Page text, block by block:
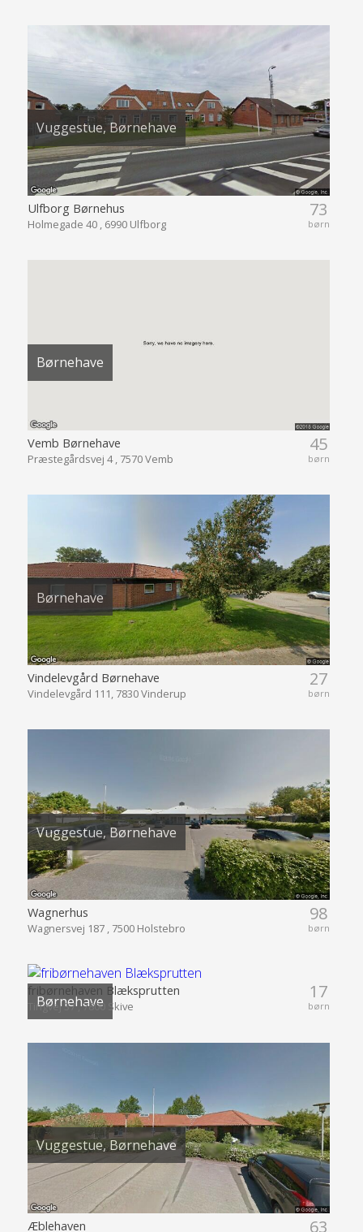
Vuggestue, Børnehave
73
børn
Ulfborg Børnehus
Holmegade 40 , 6990 Ulfborg
Børnehave
45
børn
Vemb Børnehave
Præstegårdsvej 4 , 7570 Vemb
Børnehave
27
børn
Vindelevgård Børnehave
Vindelevgård 111, 7830 Vinderup
Vuggestue, Børnehave
98
børn
Wagnerhus
Wagnersvej 187 , 7500 Holstebro
Børnehave 17
børn
fribørnehaven Blæksprutten
Tingvej 37 , 7800 Skive
Vuggestue, Børnehave
63
Æblehaven